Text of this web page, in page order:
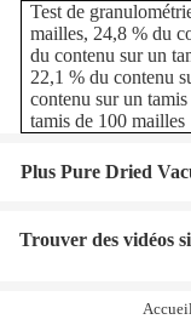
Test de
mailles, 24,8 % du
du contenu sur un
22,1 % du contenu
contenu sur un
tamis de 100 mailles
Plus Pure Dried
Trouver des vidéos